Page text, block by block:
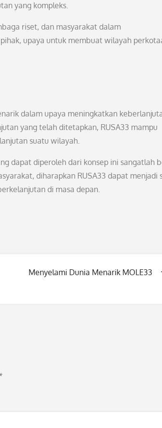
yang kompleks.
riset, dan masyarakat dalam
upaya untuk membuat wilayah
dalam upaya meningkatkan
yang telah ditetapkan, RUSA33 mampu
suatu wilayah.
dapat diperoleh dari konsep ini sangatlah
diharapkan RUSA33 dapat menjadi
di masa depan.
Menyelami Dunia Menarik MOLE33